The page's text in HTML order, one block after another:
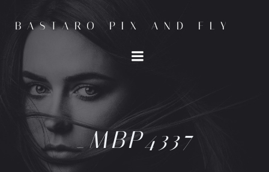
BASTARO PIX AND FLY
_MBP4337